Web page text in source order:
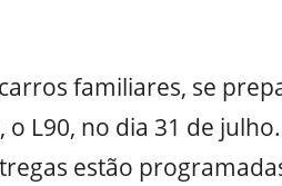
familiares, se
L90, no dia 31 de
estão